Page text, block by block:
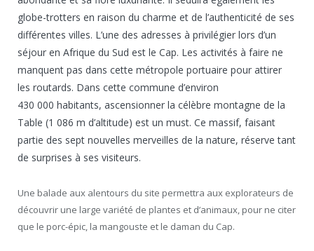
globe-trotters en raison du charme et de l’authenticité de ses
différentes villes. L’une des adresses à privilégier lors d’un
séjour en Afrique du Sud est le Cap. Les activités à faire ne
manquent pas dans cette métropole portuaire pour attirer
les routards. Dans cette commune d’environ
430 000 habitants, ascensionner la célèbre montagne de la
Table (1 086 m d’altitude) est un must. Ce massif, faisant
partie des sept nouvelles merveilles de la nature, réserve tant
de surprises à ses visiteurs.
Une balade aux alentours du site permettra aux explorateurs de
découvrir une large variété de plantes et d’animaux, pour ne citer
que le porc-épic, la mangouste et le daman du Cap.